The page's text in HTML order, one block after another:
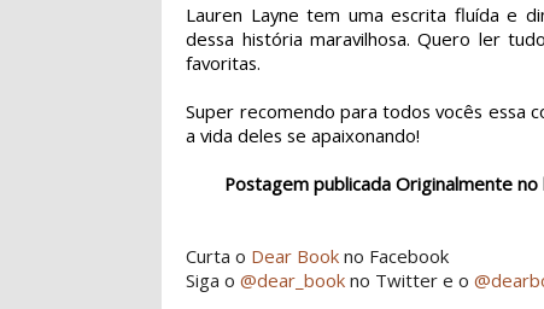
Lauren Layne tem uma escrita fluída e
dessa história maravilhosa. Quero ler
favoritas.
Super recomendo para todos vocês essa
a vida deles se apaixonando!
Postagem publicada Originalmente
Curta o Dear Book no Facebook
Siga o@dear_book no Twitter e o